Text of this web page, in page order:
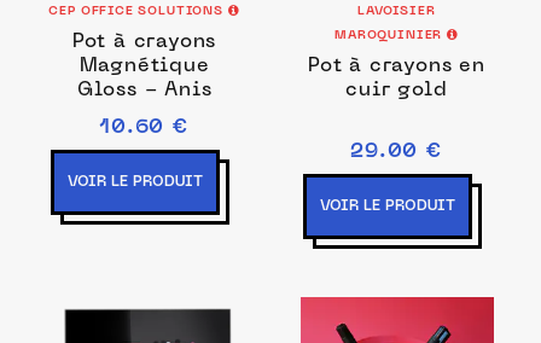
CEP OFFICE SOLUTIONS
Pot à crayons
Magnétique
Gloss - Anis
10.60 €
VOIR LE PRODUIT
LAVOISIER
MAROQUINIER
Pot à crayons en
cuir gold
29.00 €
VOIR LE PRODUIT